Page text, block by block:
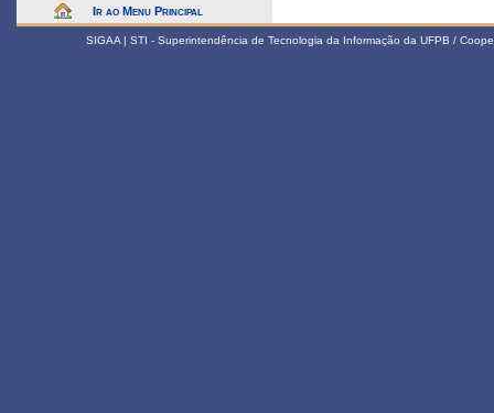
Ir ao Menu Principal
SIGAA | STI - Superintendência de Tecnologia da Informação da UFPB /